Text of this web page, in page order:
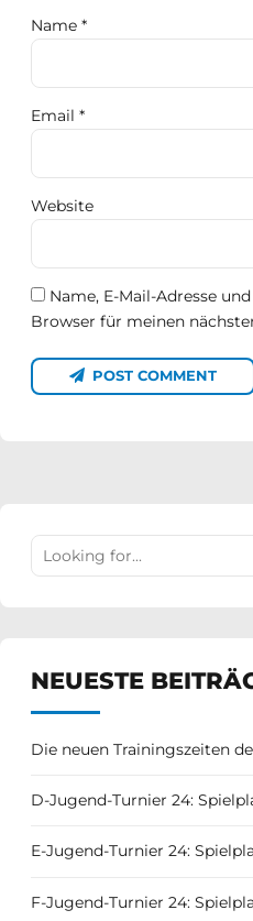
Name *
Email *
Website
Name, E-Mail-Adresse
Browser für meinen
POST COMMENT
NEUESTE
Die neuen Trainingszeiten
D-Jugend-Turnier 24:
E-Jugend-Turnier 24:
F-Jugend-Turnier 24: